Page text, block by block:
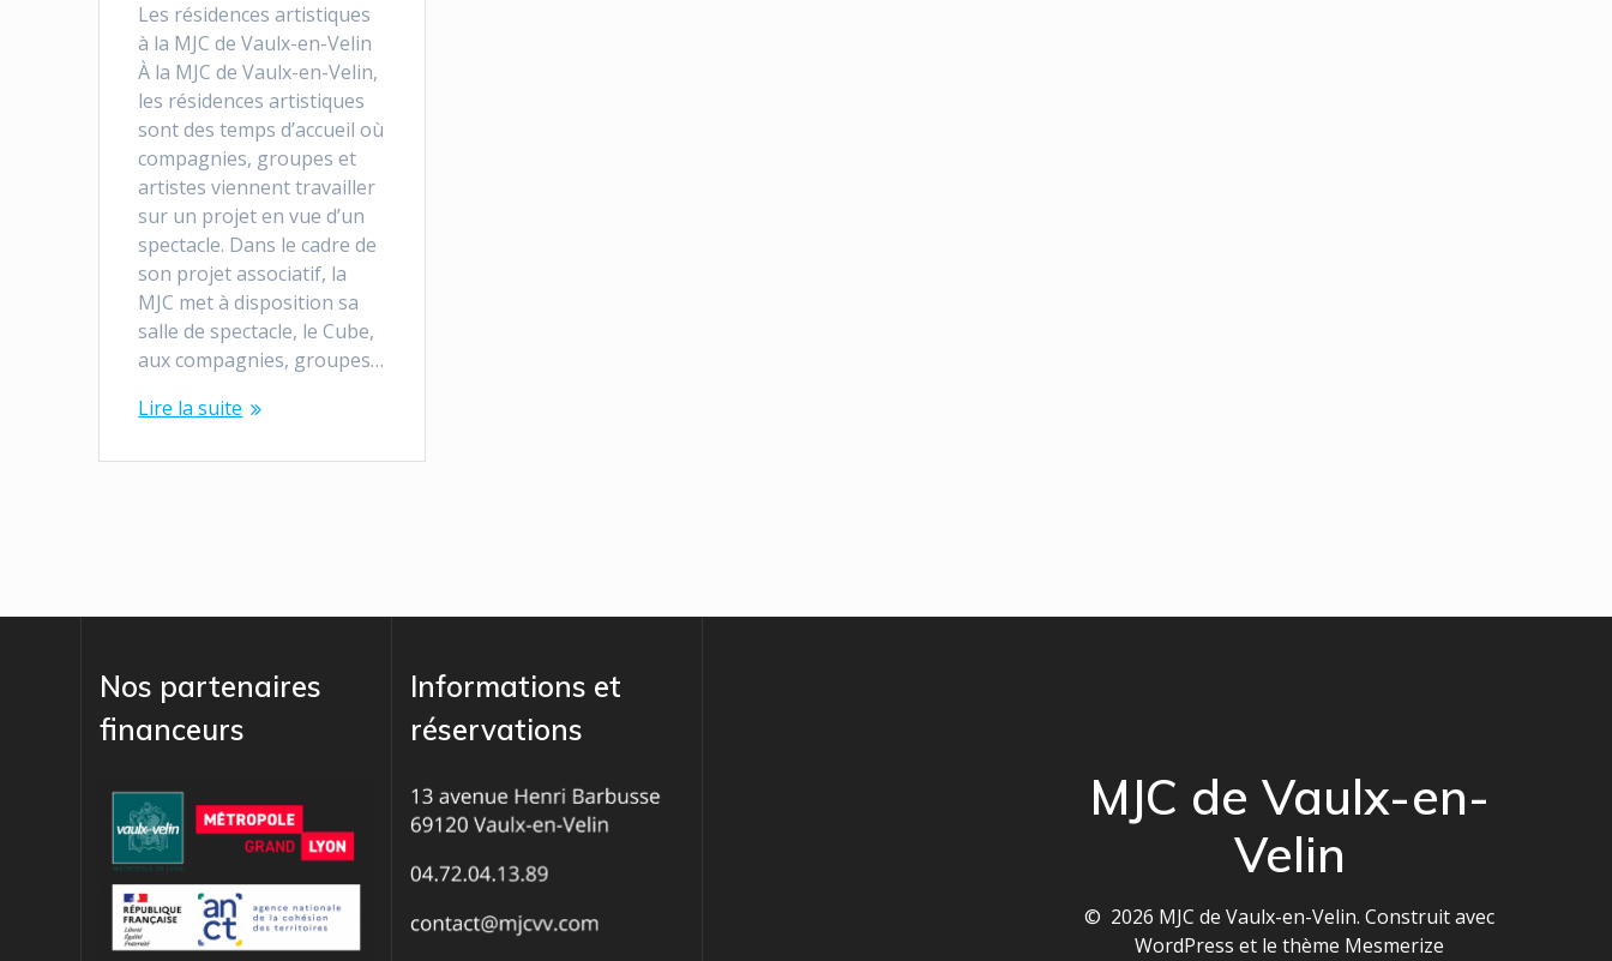
Les résidences artistiques
à la MJC de Vaulx-en-Velin
À la MJC de Vaulx-en-Velin,
les résidences artistiques
sont des temps d’accueil où
compagnies, groupes et
artistes viennent travailler
sur un projet en vue d’un
spectacle. Dans le cadre de
son projet associatif, la
MJC met à disposition sa
salle de spectacle, le Cube,
aux compagnies, groupes…
Lire la suite
Nos partenaires
financeurs
Informations et
réservations
MJC de Vaulx-en-
Velin
© 2026 MJC de Vaulx-en-Velin. Construit avec
WordPress et lethème Mesmerize